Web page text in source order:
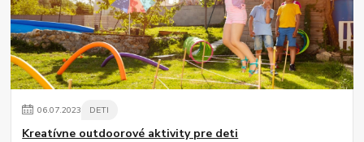
06.07.2023 DETI
Kreatívne outdoorové aktivity pre deti